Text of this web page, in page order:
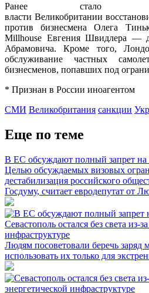
Ранее стало
власти Великобритании
против бизнесмена Олега
Millhouse Евгения Швидлера —
Абрамовича. Кроме того,
обслуживание частных
бизнесменов, попавших под
* Признан в России иноагентом
СМИ Великобритания санкции
Еще по теме
В ЕС обсуждают полный запрет на
Целью обсуждаемых визовых
дестабилизация российского
Госдуму, считает евродепутат от
Севастополь остался без света из-
инфраструктуре
Людям посоветовали беречь заряд
использовать их только для